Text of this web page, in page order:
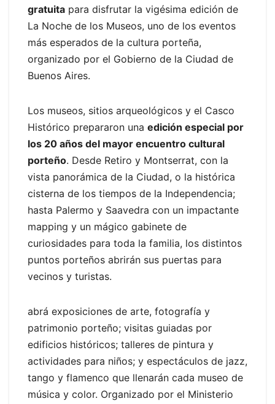
gratuita para disfrutar la vigésima edición de
La Noche de los Museos, uno de los eventos
más esperados de la cultura porteña,
organizado por el Gobierno de la Ciudad de
Buenos Aires.
Los museos, sitios arqueológicos y el Casco
Histórico prepararon una edición especial por
los 20 años del mayor encuentro cultural
porteño. Desde Retiro y Montserrat, con la
vista panorámica de la Ciudad, o la histórica
cisterna de los tiempos de la Independencia;
hasta Palermo y Saavedra con un impactante
mapping y un mágico gabinete de
curiosidades para toda la familia, los distintos
puntos porteños abrirán sus puertas para
vecinos y turistas.
abrá exposiciones de arte, fotografía y
patrimonio porteño; visitas guiadas por
edificios históricos; talleres de pintura y
actividades para niños; y espectáculos de jazz,
tango y flamenco que llenarán cada museo de
música y color. Organizado por el Ministerio